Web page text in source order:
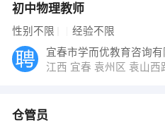
初中物理教师
性别不限 经验不限
宜春市学而优教育咨询有
江西 宜春 袁州区 袁山
仓管员